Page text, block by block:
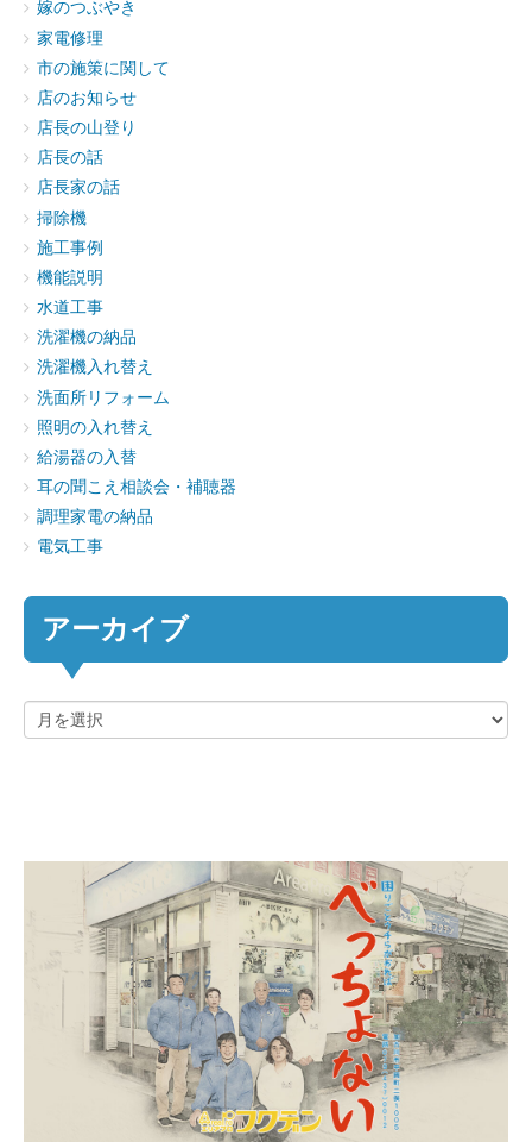
嫁のつぶやき
家電修理
市の施策に関して
店のお知らせ
店長の山登り
店長の話
店長家の話
掃除機
施工事例
機能説明
水道工事
洗濯機の納品
洗濯機入れ替え
洗面所リフォーム
照明の入れ替え
給湯器の入替
耳の聞こえ相談会・補聴器
調理家電の納品
電気工事
アーカイブ